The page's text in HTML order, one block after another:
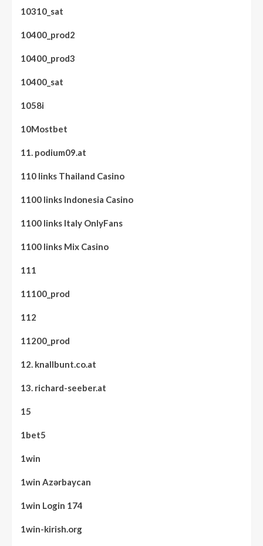
10310_sat
10400_prod2
10400_prod3
10400_sat
1058i
10Mostbet
11. podium09.at
110 links Thailand Casino
1100 links Indonesia Casino
1100 links Italy OnlyFans
1100 links Mix Casino
111
11100_prod
112
11200_prod
12. knallbunt.co.at
13. richard-seeber.at
15
1bet5
1win
1win Azərbaycan
1win Login 174
1win-kirish.org